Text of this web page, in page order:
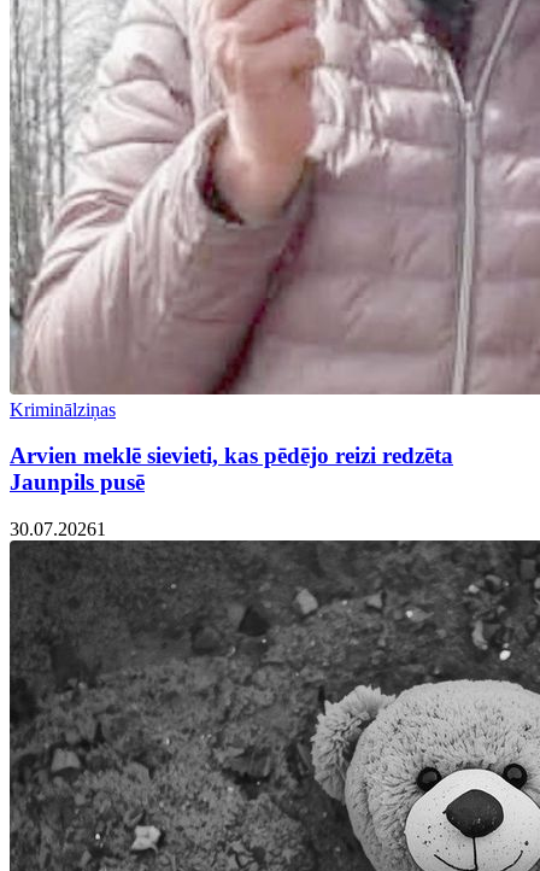
Kriminālziņas
Arvien meklē sievieti, kas pēdējo reizi redzēta
Jaunpils pusē
30.07.20261